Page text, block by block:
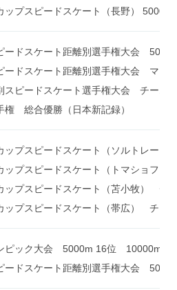
ップスピードスケート（長野） 5000m
ードスケート距離別選手権大会
ードスケート距離別選手権大会 マス
スピードスケート選手権大会 チーム
権 総合優勝（日本新記録）
ップスピードスケート（ソルトレー
ップスピードスケート（トマショフマ
ップスピードスケート（苫小牧） チ
ップスピードスケート（帯広） チー
ピック大会 5000m 16位 10000m
ードスケート距離別選手権大会